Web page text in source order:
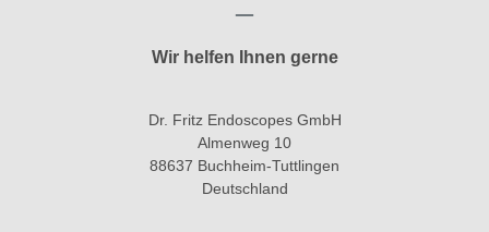
Wir helfen Ihnen gerne
Dr. Fritz Endoscopes GmbH
Almenweg 10
88637 Buchheim-Tuttlingen
Deutschland